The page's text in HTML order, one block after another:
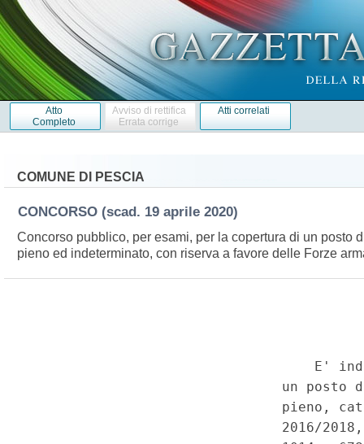
Atto
Completo
Avviso di rettifica
Errata corrige
Atti correlati
COMUNE DI PESCIA
CONCORSO (scad. 19 aprile 2020)
Concorso pubblico, per esami, per la copertura di un posto
pieno ed indeterminato, con riserva a favore delle Forze